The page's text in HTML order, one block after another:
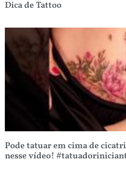
Dica de Tattoo
Pode tatuar em cima de
nesse vídeo!